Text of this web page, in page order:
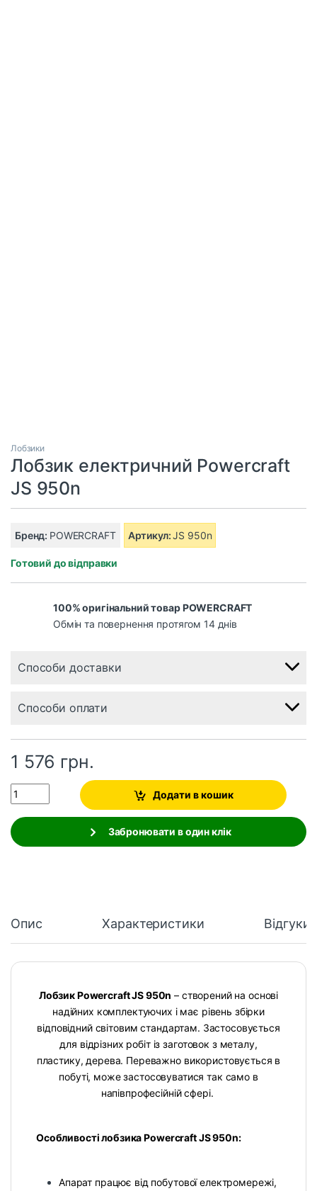
Лобзики
Лобзик електричний Powercraft
JS 950n
Бренд: POWERCRAFT Артикул:JS 950n
Готовий до відправки
100% оригінальний товар POWERCRAFT
Обмін та повернення протягом 14 днів
Способи доставки
Способи оплати
1 576 грн.
Quantity
Додати в кошик
Забронювати в один клік
Опис Характеристики Відгуки
Лобзик Powercraft JS 950n – створений на основі
надійних комплектуючих і має рівень збірки
відповідний світовим стандартам. Застосовується
для відрізних робіт із заготовок з металу,
пластику, дерева. Переважно використовується в
побуті, може застосовуватися так само в
напівпрофесійній сфері.
Особливості лобзика Powercraft JS 950n:
Апарат працює від побутової електромережі,